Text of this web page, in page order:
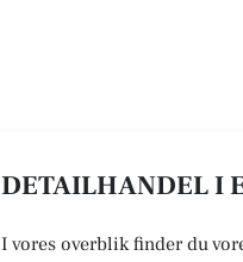
DETAILHANDEL I
I vores overblik finder du